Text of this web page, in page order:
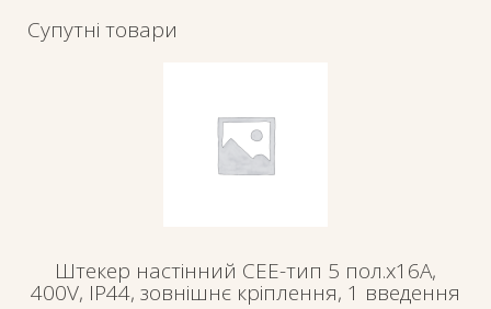
Супутні товари
Штекер настінний СЕЕ-тип 5 пол.х16А,
400V, IP44, зовнішнє кріплення, 1 введення